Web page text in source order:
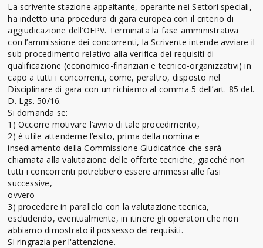
La scrivente stazione appaltante, operante nei Settori speciali,
ha indetto una procedura di gara europea con il criterio di
aggiudicazione dell’OEPV. Terminata la fase amministrativa
con l’ammissione dei concorrenti, la Scrivente intende avviare il
sub-procedimento relativo alla verifica dei requisiti di
qualificazione (economico-finanziari e tecnico-organizzativi) in
capo a tutti i concorrenti, come, peraltro, disposto nel
Disciplinare di gara con un richiamo al comma 5 dell’art. 85 del.
D. Lgs. 50/16.
Si domanda se:
1) Occorre motivare l’avvio di tale procedimento,
2) è utile attenderne l’esito, prima della nomina e
insediamento della Commissione Giudicatrice che sarà
chiamata alla valutazione delle offerte tecniche, giacché non
tutti i concorrenti potrebbero essere ammessi alle fasi
successive,
ovvero
3) procedere in parallelo con la valutazione tecnica,
escludendo, eventualmente, in itinere gli operatori che non
abbiamo dimostrato il possesso dei requisiti.
Si ringrazia per l'attenzione.